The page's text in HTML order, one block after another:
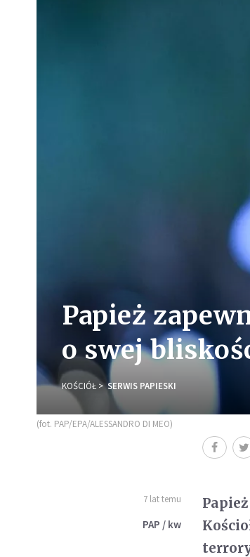
Papież
o swej
KOŚCIÓŁ SERWIS PAPIESKI
(fot. PAP/EPA/ALESSANDRO DI MEO)
7 lat temu
PAP / kw